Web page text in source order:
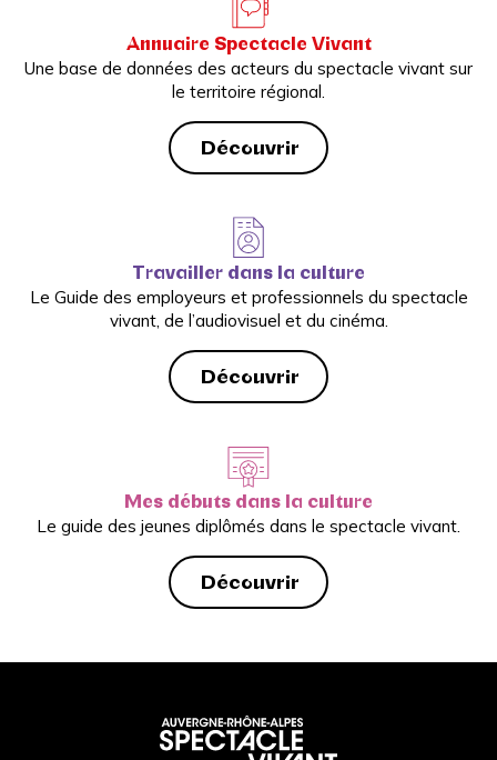
Annuaire Spectacle Vivant
Une base de données des acteurs du spectacle vivant sur
le territoire régional.
Découvrir
Travailler dans la culture
Le Guide des employeurs et professionnels du spectacle
vivant, de l’audiovisuel et du cinéma.
Découvrir
Mes débuts dans la culture
Le guide des jeunes diplômés dans le spectacle vivant.
Découvrir